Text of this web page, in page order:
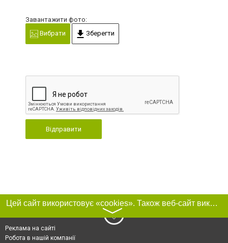
Завантажити фото:
Вибрати
Зберегти
Відправити
Цей сайт використовує «cookies». Також веб-сайт використовує інтернет-сервіс для збору технічних даних стосовно відвідувачів з метою отримання маркетингової та статистичної інформації. Умови обробки даних відвідувачів сайту див.
〉
Реклама на сайті
Робота в нашій компанії